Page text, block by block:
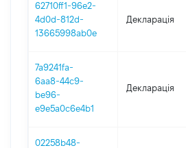
62710ff1-96e2-
4d0d-812d-
13665998ab0e
Декларація
7a9241fa-
6aa8-44c9-
be96-
e9e5a0c6e4b1
Декларація
02258b48-